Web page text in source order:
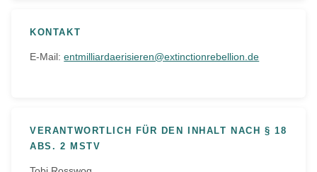
KONTAKT
E-Mail:entmilliardaerisieren@extinctionrebellion.de
VERANTWORTLICH FÜR DEN INHALT NACH § 18
ABS. 2 MSTV